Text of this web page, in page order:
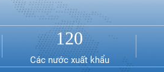
120
Các nước xuất khẩu